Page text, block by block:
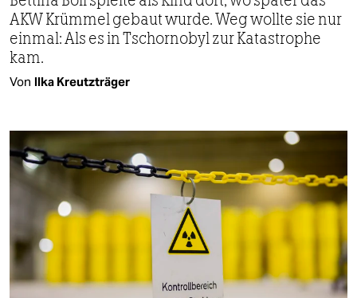
AKW Krümmel gebaut wurde. Weg wollte sie nur
einmal: Als es in Tschornobyl zur Katastrophe
kam.
Von Ilka Kreutzträger